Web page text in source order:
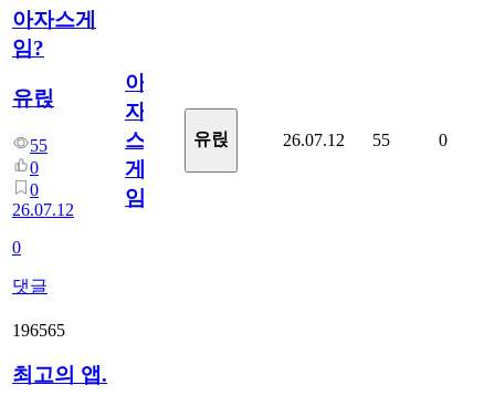
아자스게
임?
유릱
55
0
0
26.07.12
0
댓글
아
자
스
게
임?
유릱 26.07.12 55 0
196565
최고의 앱.